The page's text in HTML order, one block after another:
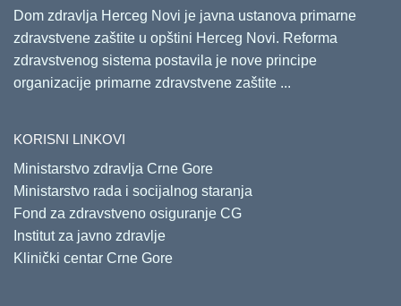
Dom zdravlja Herceg Novi je javna ustanova primarne
zdravstvene zaštite u opštini Herceg Novi. Reforma
zdravstvenog sistema postavila je nove principe
organizacije primarne zdravstvene zaštite ...
KORISNI LINKOVI
Ministarstvo zdravlja Crne Gore
Ministarstvo rada i socijalnog staranja
Fond za zdravstveno osiguranje CG
Institut za javno zdravlje
Klinički centar Crne Gore